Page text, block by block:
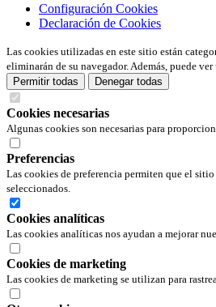
Configuración Cookies
Declaración de Cookies
Las cookies utilizadas en este sitio están
eliminarán de su navegador. Además, puede
Permitir todas
Denegar todas
Cookies necesarias
Algunas cookies son necesarias para
Preferencias
Las cookies de preferencia permiten que el
seleccionados.
Cookies analíticas
Las cookies analíticas nos ayudan a mejorar
Cookies de marketing
Las cookies de marketing se utilizan para